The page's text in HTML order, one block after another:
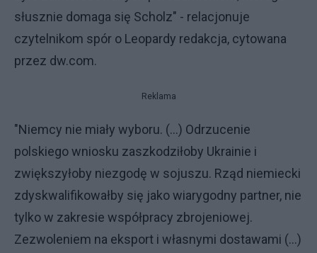
słusznie domaga się Scholz" - relacjonuje
czytelnikom spór o Leopardy redakcja, cytowana
przez dw.com.
Reklama
"Niemcy nie miały wyboru. (...) Odrzucenie
polskiego wniosku zaszkodziłoby Ukrainie i
zwiększyłoby niezgodę w sojuszu. Rząd niemiecki
zdyskwalifikowałby się jako wiarygodny partner, nie
tylko w zakresie współpracy zbrojeniowej.
Zezwoleniem na eksport i własnymi dostawami (…)